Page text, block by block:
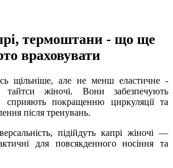
термоштани - що ще
враховувати
щільніше, але не менш еластичне -
тайтси жіночі. Вони забезпечують
сприяють покращенню циркуляції та
після тренувань.
підійдуть капрі жіночі —
для повсякденного носіння та